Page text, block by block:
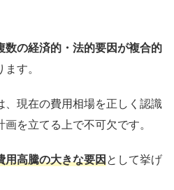
数の経済的・法的要因が複合的
す。
、現在の費用相場を正しく認識
を立てる上で不可欠です。
用高騰の大きな要因として挙げ